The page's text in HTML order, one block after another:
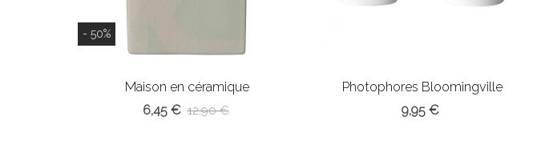
- 50%
Maison en céramique
6,45 € 12,90 €
Photophores Bloomingville
9,95 €